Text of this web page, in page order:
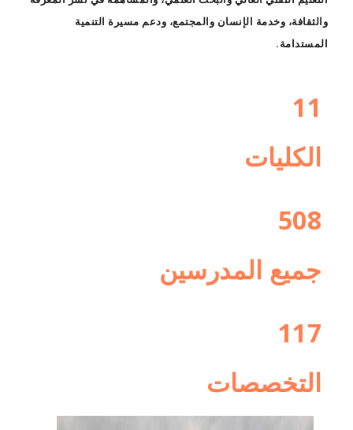
والثقافة، وخدمة الإنسان والمجتمع، ودعم مسيرة التنمية
المستدامة.
11
الكليات
508
جميع المدرسين
117
التخصصات